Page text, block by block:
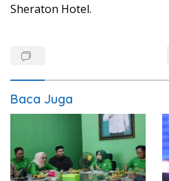
Sheraton Hotel.
Baca Juga